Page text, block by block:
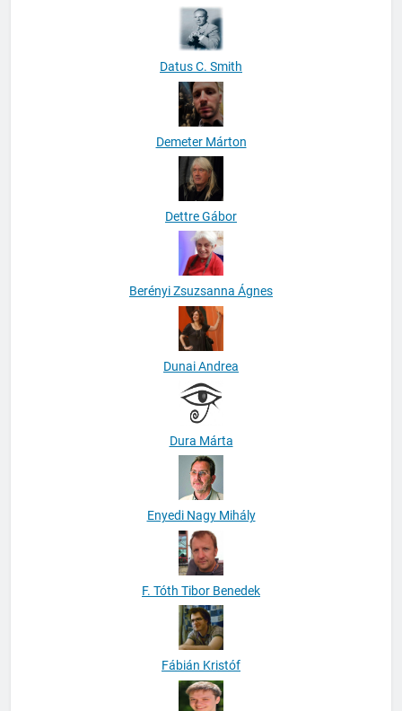
Datus C. Smith
Demeter Márton
Dettre Gábor
Berényi Zsuzsanna Ágnes
Dunai Andrea
Dura Márta
Enyedi Nagy Mihály
F. Tóth Tibor Benedek
Fábián Kristóf